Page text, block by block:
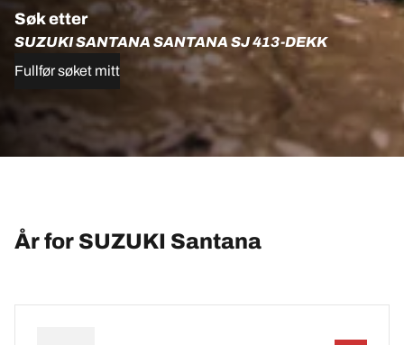
Søk etter
SUZUKI SANTANA SANTANA SJ 413-DEKK
Fullfør søket mitt
År for SUZUKI Santana